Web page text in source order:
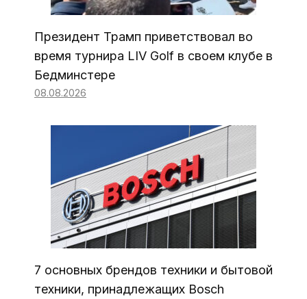
Президент Трамп приветствовал во
время турнира LIV Golf в своем клубе в
Бедминстере
08.08.2026
7 основных брендов техники и бытовой
техники, принадлежащих Bosch